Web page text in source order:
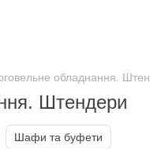
обладнання.
Штендери
Шафи та буфети